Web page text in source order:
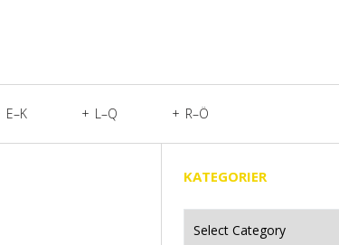
E–K L–Q R–Ö
KATEGORIER